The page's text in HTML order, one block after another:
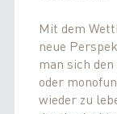
Mit dem
neue
man sich
oder
wieder zu